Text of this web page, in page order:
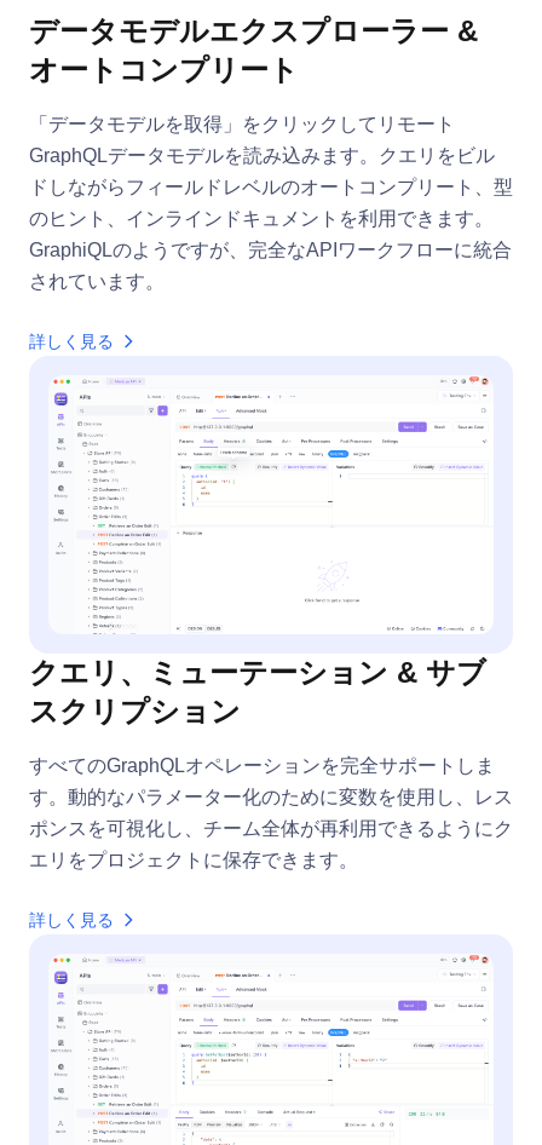
データモデルエクスプローラー &
オートコンプリート
「データモデルを取得」をクリックしてリモート
GraphQLデータモデルを読み込みます。クエリをビル
ドしながらフィールドレベルのオートコンプリート、型
のヒント、インラインドキュメントを利用できます。
GraphiQLのようですが、完全なAPIワークフローに統合
されています。
詳しく見る
クエリ、ミューテーション & サブ
スクリプション
すべてのGraphQLオペレーションを完全サポートしま
す。動的なパラメーター化のために変数を使用し、レス
ポンスを可視化し、チーム全体が再利用できるようにク
エリをプロジェクトに保存できます。
詳しく見る